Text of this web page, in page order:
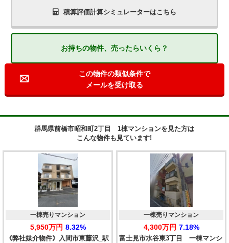
積算評価計算シミュレーターはこちら
お持ちの物件、売ったらいくら？
この物件の類似条件で
メールを受け取る
群馬県前橋市昭和町2丁目 1棟マンションを見た方は
こんな物件も見ています!
《弊社媒介物件》入間市東藤沢_駅
一棟売りマンション
5,950万円 8.32%
富士見市水谷東3丁目 一棟マンシ
一棟売りマンション
4,300万円 7.18%